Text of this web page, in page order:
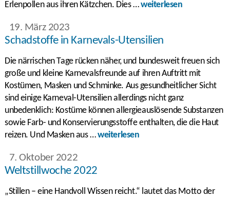
Erlenpollen aus ihren Kätzchen. Dies …weiterlesen
19. März 2023
Schadstoffe in Karnevals-Utensilien
Die närrischen Tage rücken näher, und bundesweit freuen sich
große und kleine Karnevalsfreunde auf ihren Auftritt mit
Kostümen, Masken und Schminke. Aus gesundheitlicher Sicht
sind einige Karneval-Utensilien allerdings nicht ganz
unbedenklich: Kostüme können allergieauslösende Substanzen
sowie Farb- und Konservierungsstoffe enthalten, die die Haut
reizen. Und Masken aus …weiterlesen
7. Oktober 2022
Weltstillwoche 2022
„Stillen – eine Handvoll Wissen reicht.“ lautet das Motto der